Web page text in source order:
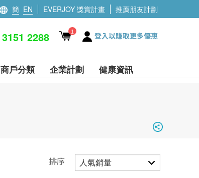
簡 EN EVERJOY 獎賞計畫 推薦朋友計劃
3151 2288 1 登入以賺取更多優惠
商戶分類 企業計劃 健康資訊
排序